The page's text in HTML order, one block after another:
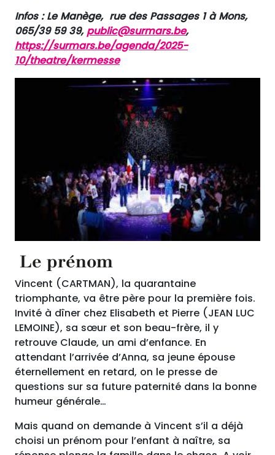
Infos : Le Manège, rue des Passages 1 à Mons,
065/39 59 39, public@surmars.be,
https://surmars.be/agenda/2025-
10/theatre/kermesse
Le prénom
Vincent (CARTMAN), la quarantaine
triomphante, va être père pour la première fois.
Invité à dîner chez Elisabeth et Pierre (JEAN LUC
LEMOINE), sa sœur et son beau-frère, il y
retrouve Claude, un ami d’enfance. En
attendant l’arrivée d’Anna, sa jeune épouse
éternellement en retard, on le presse de
questions sur sa future paternité dans la bonne
humeur générale…
Mais quand on demande à Vincent s’il a déjà
choisi un prénom pour l’enfant à naître, sa